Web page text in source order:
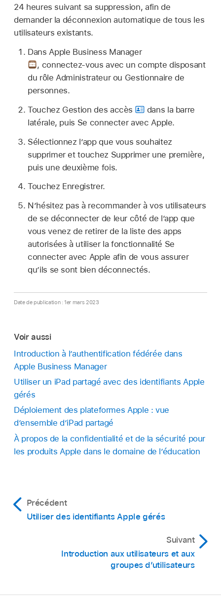
24 heures suivant sa suppression, afin de
demander la déconnexion automatique de tous les
utilisateurs existants.
Dans Apple Business Manager
, connectez‑vous avec un compte disposant
du rôle Administrateur ou Gestionnaire de
personnes.
Touchez Gestion des accès
dans la barre
latérale, puis Se connecter avec Apple.
Sélectionnez l’app que vous souhaitez
supprimer et touchez Supprimer une première,
puis une deuxième fois.
Touchez Enregistrer.
N’hésitez pas à recommander à vos utilisateurs
de se déconnecter de leur côté de l’app que
vous venez de retirer de la liste des apps
autorisées à utiliser la fonctionnalité Se
connecter avec Apple afin de vous assurer
qu’ils se sont bien déconnectés.
Date de publication : 1er mars 2023
Voir aussi
Introduction à l’authentification fédérée dans
Apple Business Manager
Utiliser un iPad partagé avec des identifiants Apple
gérés
Déploiement des plateformes Apple : vue
d’ensemble d’iPad partagé
À propos de la confidentialité et de la sécurité pour
les produits Apple dans le domaine de l’éducation
Précédent
Utiliser des identifiants Apple gérés
Suivant
Introduction aux utilisateurs et aux
groupes d’utilisateurs